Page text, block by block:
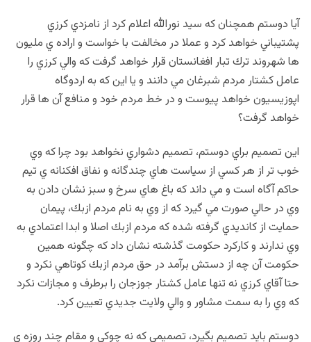
آيا دوستم همچنان كه سيد نورالله اعلام كرد از نامزدي كرزي
پشتيباني خواهد كرد و عملا در مخالفت با خواست و اراده ي مليون
ها شهروند ترك تبار افغانستان قرار خواهد گرفت كه والي كرزي را
عامل كشتار مردم شبرغان مي دانند و يا اين كه به اردوگاه
اپوزيسيون خواهد پيوست و در خط مردم خود و منافع آن ها قرار
خواهد گرفت؟
اين تصميم براي دوستم، تصميم دشواري نخواهد بود چرا كه وي
خوب تر از هر كسي از سياست هاي چندگانه و نفاق افكنانه ي تيم
حاكم آگاه است و مي داند كه باغ هاي سرخ و سبز نشان دادن به
وي در حالي صورت مي گيرد كه از وي به نام مردم ازبك، پيمان
حمايت از كانديدي گرفته شده كه مردم ازبك اصلا و ابدا اعتمادي به
وي ندارند و كاركرد حكومت گذشته نشان داد كه چگونه همين
حكومت آن چه از دستش برآمد در حق مردم ازبك كوتاهي نكرد و
حتا آقاي كرزي نه تنها عامل كشتار جوزجان را برطرف و مجازات نكرد
كه وي را به سمت مشاور و والي ولايت جديدي تعيين كرد.
دوستم بايد تصميم بگيرد، تصميمي كه نه چوكي و مقام چند روزه ي